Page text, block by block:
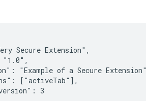
Secure Extension",
"Example of a Secure
["activeTab"],
3